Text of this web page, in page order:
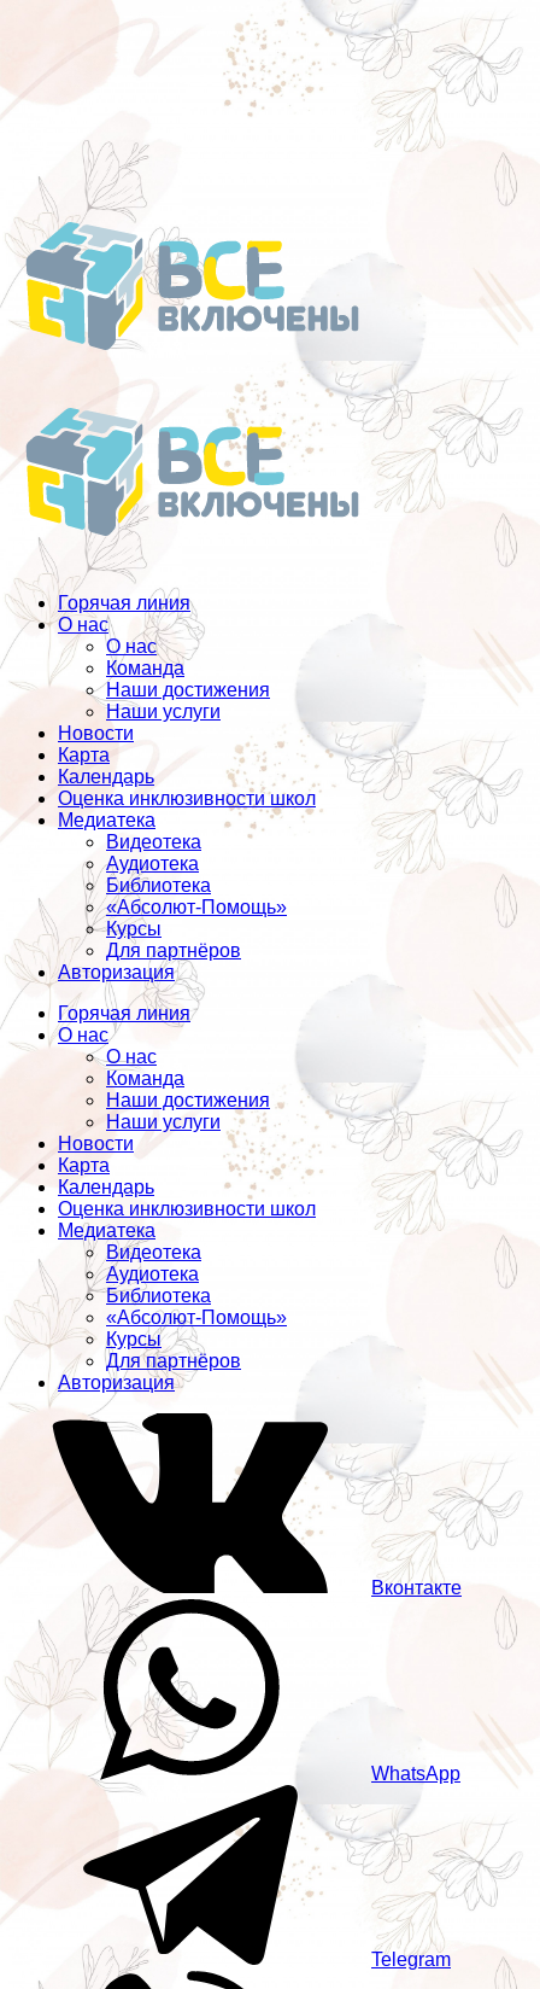
Перейти
к
содержанию
Горячая линия
О нас
О нас
Команда
Наши достижения
Наши услуги
Новости
Карта
Календарь
Оценка инклюзивности школ
Медиатека
Видеотека
Аудиотека
Библиотека
«Абсолют-Помощь»
Курсы
Для партнёров
Авторизация
Горячая линия
О нас
О нас
Команда
Наши достижения
Наши услуги
Новости
Карта
Календарь
Оценка инклюзивности школ
Медиатека
Видеотека
Аудиотека
Библиотека
«Абсолют-Помощь»
Курсы
Для партнёров
Авторизация
Вконтакте
WhatsApp
Telegram